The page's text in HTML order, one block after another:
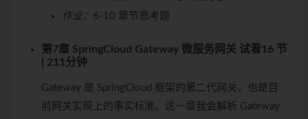
作业： 6-10 章节思考题
第7章 SpringCloud Gateway 微服务网关 试看16 节
| 211分钟
Gateway 是 SpringCloud 框架的第二代网关，也是目
前网关实现上的事实标准。这一章我会解析 Gateway